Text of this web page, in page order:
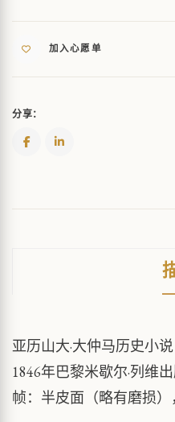
加入心愿单
分享：
亚历山大·大仲马历史小
1846年巴黎米歇尔·列维
帧：半皮面（略有磨损）